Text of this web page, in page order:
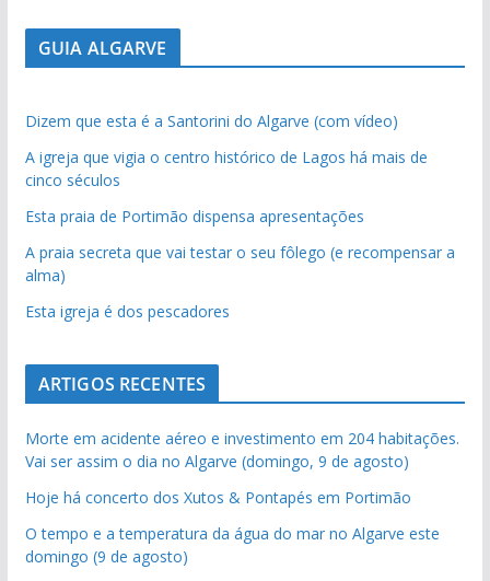
GUIA ALGARVE
Dizem que esta é a Santorini do Algarve (com vídeo)
A igreja que vigia o centro histórico de Lagos há mais de
cinco séculos
Esta praia de Portimão dispensa apresentações
A praia secreta que vai testar o seu fôlego (e recompensar a
alma)
Esta igreja é dos pescadores
ARTIGOS RECENTES
Morte em acidente aéreo e investimento em 204 habitações.
Vai ser assim o dia no Algarve (domingo, 9 de agosto)
Hoje há concerto dos Xutos & Pontapés em Portimão
O tempo e a temperatura da água do mar no Algarve este
domingo (9 de agosto)